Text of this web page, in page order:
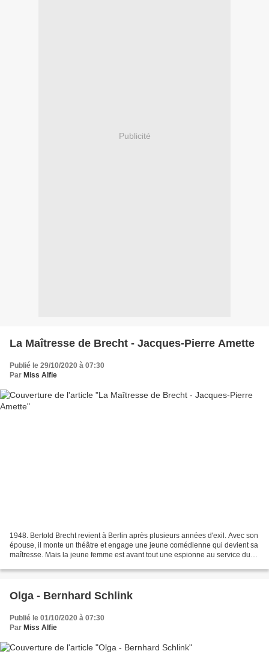
Publicité
La Maîtresse de Brecht - Jacques-Pierre Amette
Publié le 29/10/2020 à 07:30
Par Miss Alfie
1948. Bertold Brecht revient à Berlin après plusieurs années d'exil. Avec son
épouse, il monte un théâtre et engage une jeune comédienne qui devient sa
maîtresse. Mais la jeune femme est avant tout une espionne au service du
Olga - Bernhard Schlink
Publié le 01/10/2020 à 07:30
Par Miss Alfie